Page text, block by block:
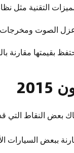
التقنية مثل
الصوت ومخرجات
بقيمتها مقارنة
بعض النقاط التي
ببعض السيارات